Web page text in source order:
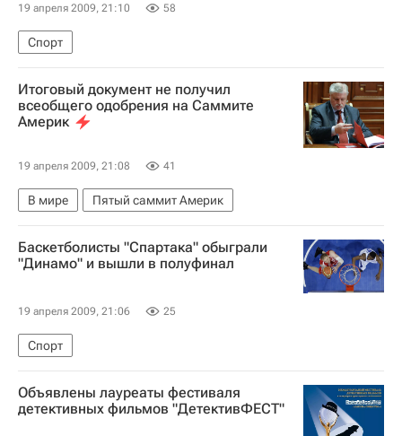
19 апреля 2009, 21:10 58
Спорт
Итоговый документ не получил
всеобщего одобрения на Саммите
Америк
19 апреля 2009, 21:08 41
В мире Пятый саммит Америк
Баскетболисты "Спартака" обыграли
"Динамо" и вышли в полуфинал
19 апреля 2009, 21:06 25
Спорт
Объявлены лауреаты фестиваля
детективных фильмов "ДетективФЕСТ"